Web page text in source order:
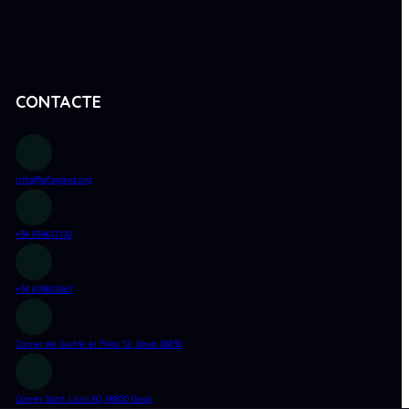
CONTACTE
info@afagava.org
+34 934617120
+34 619802867
Carrer de Guifré el Pilós 12,Gavà 08850
Carrer Sant Lluís 60, 08850 Gavà